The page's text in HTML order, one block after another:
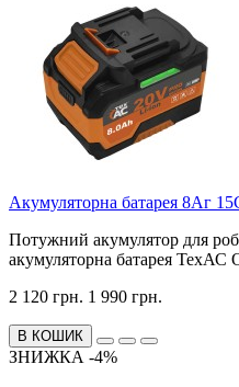
Акумуляторна батарея 8Аг
Потужний акумулятор для
акумуляторна батарея ТехАС
2 120 грн. 1 990 грн.
В КОШИК
ЗНИЖКА -4%